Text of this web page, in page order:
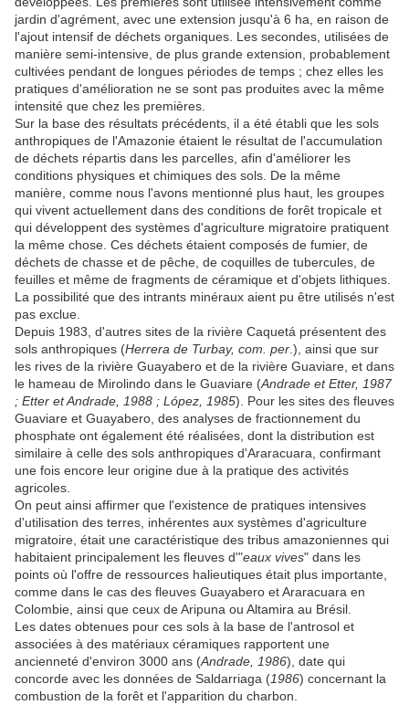
jardin d'agrément, avec une extension jusqu'à 6 ha, en raison de
l'ajout intensif de déchets organiques. Les secondes, utilisées de
manière semi-intensive, de plus grande extension, probablement
cultivées pendant de longues périodes de temps ; chez elles les
pratiques d'amélioration ne se sont pas produites avec la même
intensité que chez les premières.
Sur la base des résultats précédents, il a été établi que les sols
anthropiques de l'Amazonie étaient le résultat de l'accumulation
de déchets répartis dans les parcelles, afin d'améliorer les
conditions physiques et chimiques des sols. De la même
manière, comme nous l'avons mentionné plus haut, les groupes
qui vivent actuellement dans des conditions de forêt tropicale et
qui développent des systèmes d'agriculture migratoire pratiquent
la même chose. Ces déchets étaient composés de fumier, de
déchets de chasse et de pêche, de coquilles de tubercules, de
feuilles et même de fragments de céramique et d'objets lithiques.
La possibilité que des intrants minéraux aient pu être utilisés n'est
pas exclue.
Depuis 1983, d'autres sites de la rivière Caquetá présentent des
sols anthropiques (Herrera de Turbay, com. per .), ainsi que sur
les rives de la rivière Guayabero et de la rivière Guaviare, et dans
le hameau de Mirolindo dans le Guaviare (Andrade et Etter, 1987
; Etter et Andrade, 1988 ; López, 1985). Pour les sites des fleuves
Guaviare et Guayabero, des analyses de fractionnement du
phosphate ont également été réalisées, dont la distribution est
similaire à celle des sols anthropiques d'Araracuara, confirmant
une fois encore leur origine due à la pratique des activités
agricoles.
On peut ainsi affirmer que l'existence de pratiques intensives
d'utilisation des terres, inhérentes aux systèmes d'agriculture
migratoire, était une caractéristique des tribus amazoniennes qui
habitaient principalement les fleuves d'"eaux vives" dans les
points où l'offre de ressources halieutiques était plus importante,
comme dans le cas des fleuves Guayabero et Araracuara en
Colombie, ainsi que ceux de Aripuna ou Altamira au Brésil.
Les dates obtenues pour ces sols à la base de l'antrosol et
associées à des matériaux céramiques rapportent une
ancienneté d'environ 3000 ans (Andrade, 1986), date qui
concorde avec les données de Saldarriaga (1986) concernant la
combustion de la forêt et l'apparition du charbon.